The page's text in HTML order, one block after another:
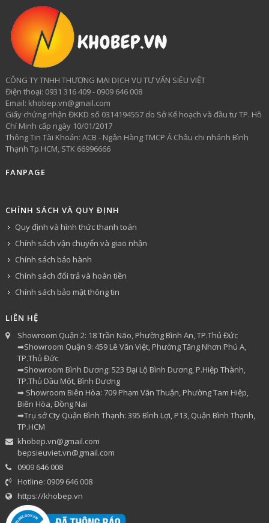
CÔNG TY TNHH THƯƠNG MẠI DỊCH VỤ TƯ VẤN SIÊU VIỆT
​Điện thoại: 0931 316 409 - 0909 646 008
Email: khobep.vn@gmail.com
Giấy chứng nhận ĐKKD số 0314194557 do Sở Kế hoạch và đầu tư TP. Hồ
Chí Minh cấp ngày 10/01/2017
Thông Tin Tài Khoản: ACB - Ngân Hàng TMCP Á Châu chi nhánh Bình
Thạnh Tp.HCM, STK 66996666
FANPAGE
CHÍNH SÁCH VÀ QUY ĐỊNH
Quy định và hình thức thanh toán
Chính sách vận chuyển và giao nhận
Chính sách bảo hành
Chính sách đổi trả và hoàn tiền
Chính sách bảo mật thông tin
LIÊN HỆ
Showroom Quận 2: 18 Trần Não, Phường Bình An, TP.Thủ Đức
➡Showroom Quận 9: 459 Lê Văn Việt, Phường Tăng Nhơn Phú A,
TP.Thủ Đức
➡Showroom Bình Dương: 523 Đại Lộ Bình Dương, P.Hiệp Thành,
TP.Thủ Dầu Một, Bình Dương
➡ Showroom Biên Hòa: 709 Phạm Văn Thuận, Phường Tam Hiệp,
Biên Hòa, Đồng Nai
➡Trụ sở Cty Quận Bình Thạnh: 395 Bình Lợi, P13, Quận Bình Thạnh,
TP.HCM
khobep.vn@gmail.com
bepsieuviet.vn@gmail.com
0909 646 008
Hotline: 0909 646 008
https://khobep.vn